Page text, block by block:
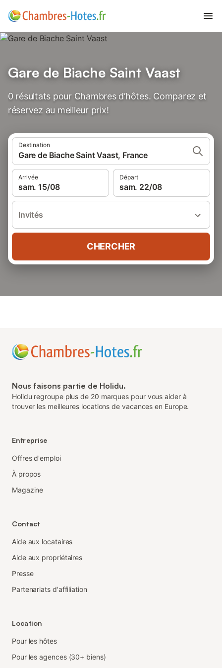
Gare de Biache Saint Vaast
0 résultats pour Chambres d’hôtes. Comparez et
réservez au meilleur prix!
Destination
Gare de Biache Saint Vaast, France
Arrivée
sam. 15/08
Départ
sam. 22/08
Invités
CHERCHER
Nous faisons partie de Holidu.
Holidu regroupe plus de 20 marques pour vous aider à
trouver les meilleures locations de vacances en Europe.
Entreprise
Offres d'emploi
À propos
Magazine
Contact
Aide aux locataires
Aide aux propriétaires
Presse
Partenariats d'affiliation
Location
Pour les hôtes
Pour les agences (30+ biens)